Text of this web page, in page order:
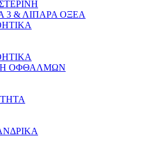
3 & ΛΙΠΑΡΑ ΟΞΕΑ
ΟΦΘΑΛΜΩΝ